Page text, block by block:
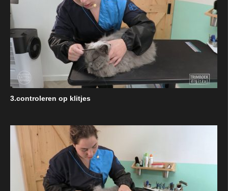
3.controleren op klitjes